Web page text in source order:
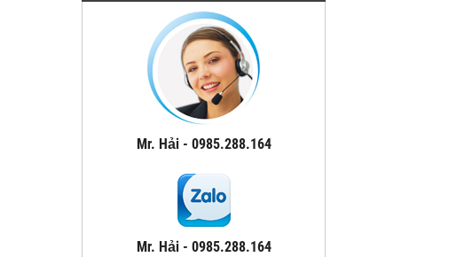
Mr. Hải - 0985.288.164
Mr. Hải - 0985.288.164